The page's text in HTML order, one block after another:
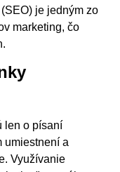
je jedným zo
marketing, čo
len o písaní
umiestnení a
Využívanie